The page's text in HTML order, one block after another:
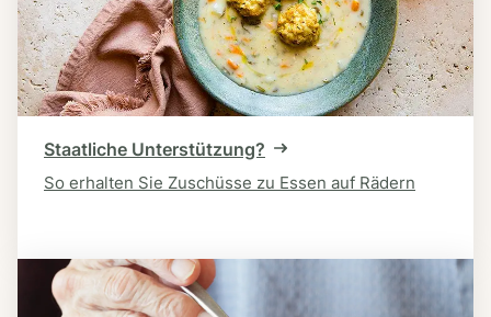
Staatliche Unterstützung?
So erhalten Sie Zuschüsse zu Essen auf Rädern